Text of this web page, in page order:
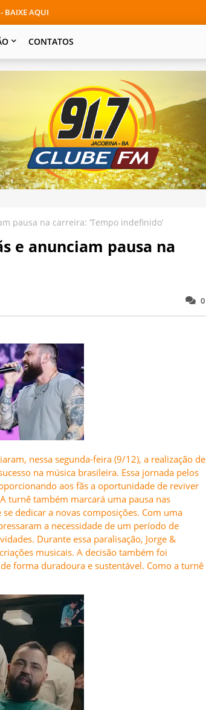
BAIXE AQUI
CONTATOS
pausa na carreira: ‘Tempo indefinido’
e anunciam pausa na
0
nessa segunda-feira (9/12), a realização de
na música brasileira. Essa jornada pelos
aos fãs a oportunidade de reviver
turnê também marcará uma pausa nas
dedicar a novas composições. Com uma
a necessidade de um período de
Durante essa paralisação, Jorge &
musicais. A decisão também foi
forma duradoura e sustentável. Como a turnê